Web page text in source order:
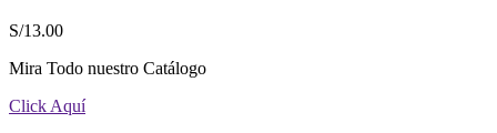
S/13.00
Mira Todo nuestro Catálogo
Click Aquí